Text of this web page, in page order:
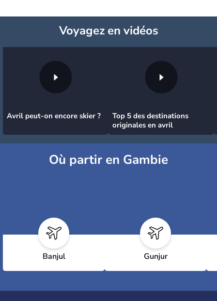
Voyagezen vidéos
Avril peut-on encore skier ?
Top 5 des destinations
originales en avril
Où partir en Gambie
Banjul Gunjur